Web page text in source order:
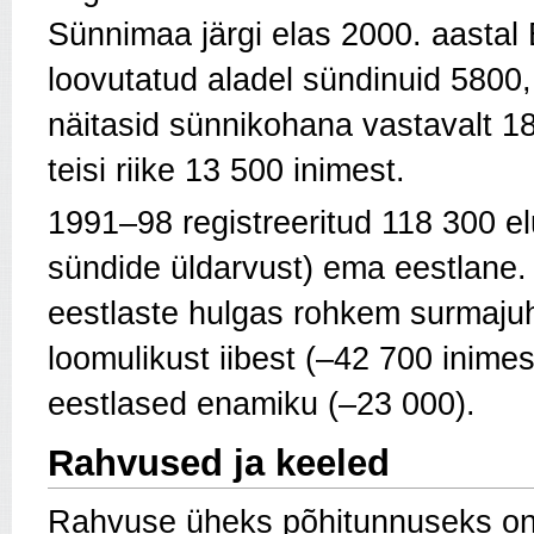
Sünnimaa järgi elas 2000.
loovutatud aladel sündinuid
näitasid sünnikohana vastavalt
teisi riike 13 500 inimest.
1991–98 registreeritud 118 300
sündide üldarvust) ema
eestlaste hulgas rohkem
loomulikust iibest (–42 700
eestlased enamiku (–23 000).
Rahvused ja keeled
Rahvuse üheks põhitunnuseks